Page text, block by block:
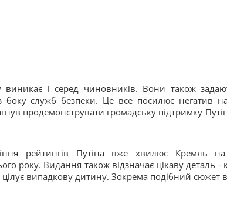
і серед чиновників. Вони також
служб безпеки. Це все посилює негатив
продемонструвати громадську підтримку
рейтингів Путіна вже хвилює Кремль на
року. Видання також відзначає цікаву деталь -
цілує випадкову дитину. Зокрема подібний сюжет